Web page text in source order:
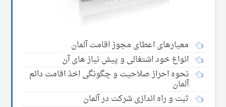
معیارهای اعطای مجوز اقامت آلمان
انواع خود اشتغالی و پیش نیاز های آن
نحوه احراز صلاحیت و چگونگی اخذ اقامت دائم
آلمان
ثبت و راه اندازی شرکت در آلمان